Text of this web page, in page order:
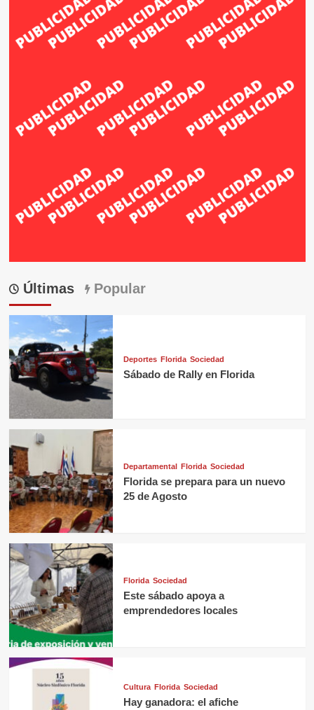
Últimas Popular
Deportes Florida Sociedad
Sábado de Rally en Florida
Departamental Florida Sociedad
Florida se prepara para un nuevo
25 de Agosto
Florida Sociedad
Este sábado apoya a
emprendedores locales
Cultura Florida Sociedad
Hay ganadora: el afiche